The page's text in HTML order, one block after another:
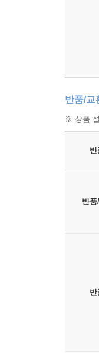
반품/교
※ 상품
반
반